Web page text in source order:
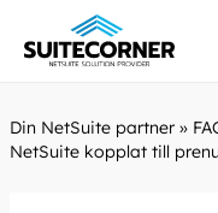
Din NetSuite partner »
NetSuite kopplat till